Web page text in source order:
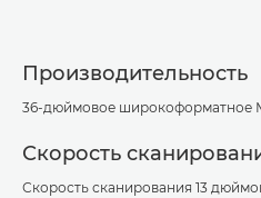
Производительность
36-дюймовое
Скорость
Скорость сканирования 13